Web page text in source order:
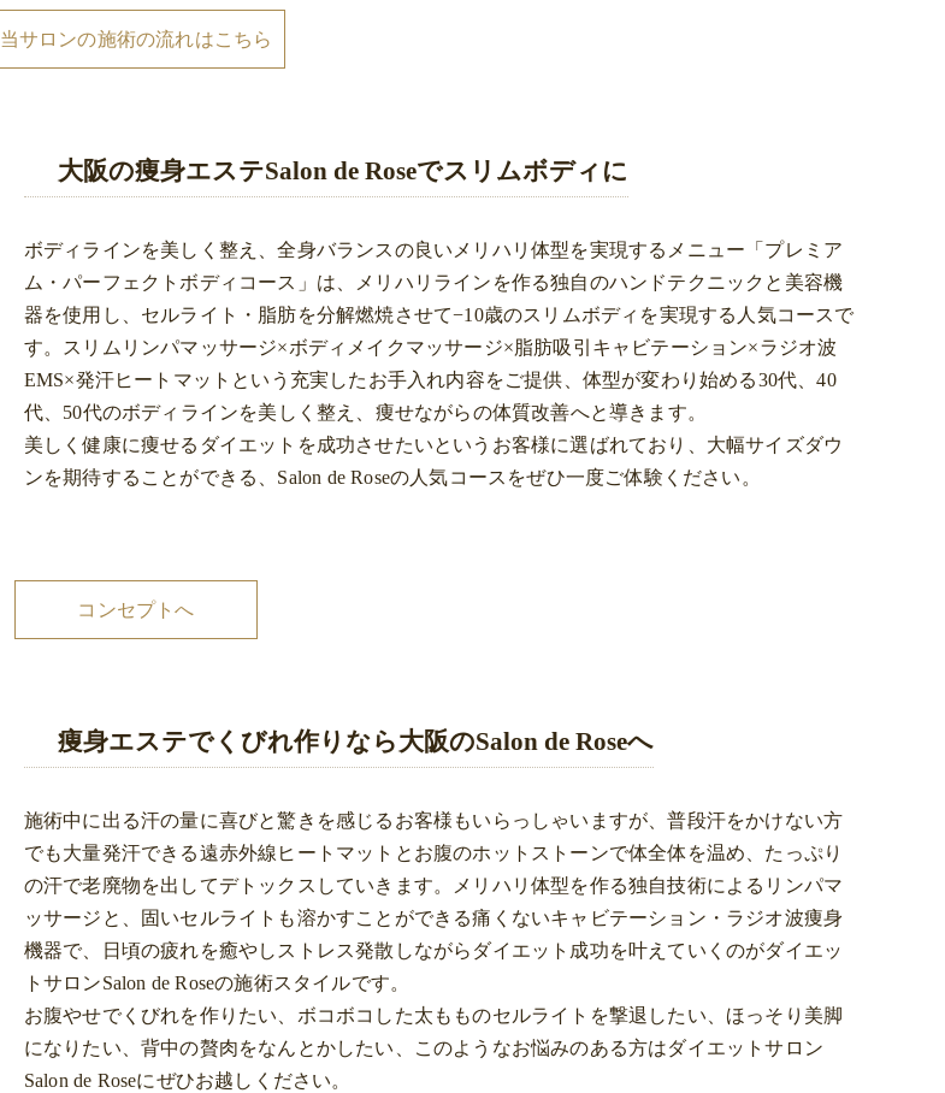
当サロンの施術の流れはこちら
大阪の痩身エステSalon de Roseでスリムボディに
ボディラインを美しく整え、全身バランスの良いメリハリ体型を実現するメニュー「プレミア
ム・パーフェクトボディコース」は、メリハリラインを作る独自のハンドテクニックと美容機
器を使用し、セルライト・脂肪を分解燃焼させて−10歳のスリムボディを実現する人気コースで
す。スリムリンパマッサージ×ボディメイクマッサージ×脂肪吸引キャビテーション×ラジオ波
EMS×発汗ヒートマットという充実したお手入れ内容をご提供、体型が変わり始める30代、40
代、50代のボディラインを美しく整え、痩せながらの体質改善へと導きます。
美しく健康に痩せるダイエットを成功させたいというお客様に選ばれており、大幅サイズダウ
ンを期待することができる、Salon de Roseの人気コースをぜひ一度ご体験ください。
コンセプトへ
痩身エステでくびれ作りなら大阪のSalon de Roseへ
施術中に出る汗の量に喜びと驚きを感じるお客様もいらっしゃいますが、普段汗をかけない方
でも大量発汗できる遠赤外線ヒートマットとお腹のホットストーンで体全体を温め、たっぷり
の汗で老廃物を出してデトックスしていきます。メリハリ体型を作る独自技術によるリンパマ
ッサージと、固いセルライトも溶かすことができる痛くないキャビテーション・ラジオ波痩身
機器で、日頃の疲れを癒やしストレス発散しながらダイエット成功を叶えていくのがダイエッ
トサロンSalon de Roseの施術スタイルです。
お腹やせでくびれを作りたい、ボコボコした太もものセルライトを撃退したい、ほっそり美脚
になりたい、背中の贅肉をなんとかしたい、このようなお悩みのある方はダイエットサロン
Salon de Roseにぜひお越しください。